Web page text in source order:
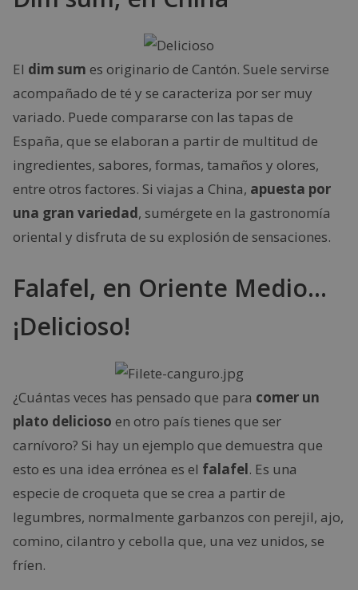
El dim sum es originario de Cantón. Suele servirse
acompañado de té y se caracteriza por ser muy
variado. Puede compararse con las tapas de
España, que se elaboran a partir de multitud de
ingredientes, sabores, formas, tamaños y olores,
entre otros factores. Si viajas a China, apuesta por
una gran variedad, sumérgete en la gastronomía
oriental y disfruta de su explosión de sensaciones.
Falafel, en Oriente Medio…
¡Delicioso!
¿Cuántas veces has pensado que para comer un
plato delicioso en otro país tienes que ser
carnívoro? Si hay un ejemplo que demuestra que
esto es una idea errónea es el falafel. Es una
especie de croqueta que se crea a partir de
legumbres, normalmente garbanzos con perejil, ajo,
comino, cilantro y cebolla que, una vez unidos, se
fríen.